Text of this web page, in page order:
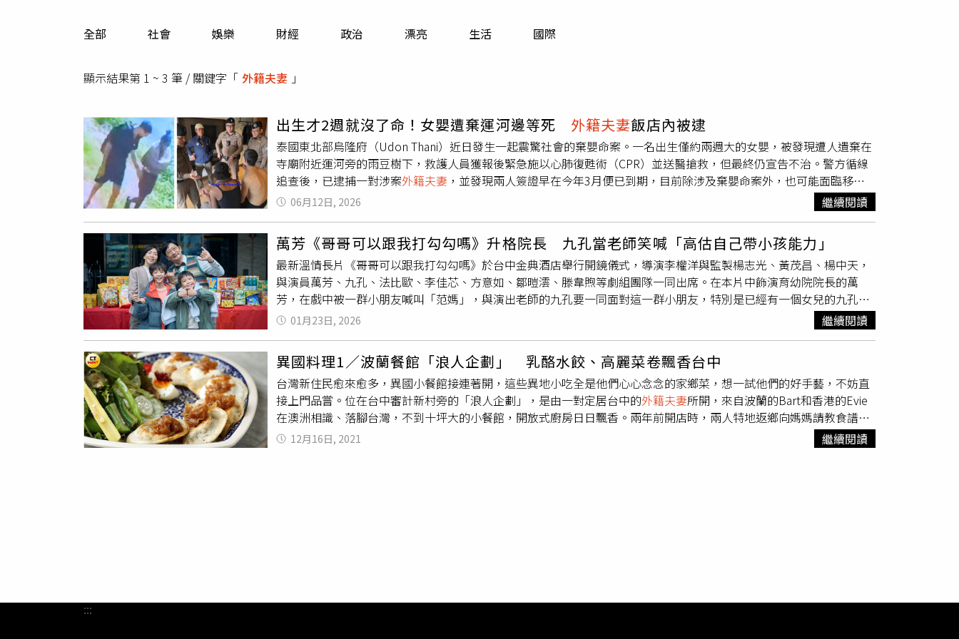
運勢
全部 社會 娛樂 財經 政治 漂亮 生活 國際
顯示結果第 1 ~ 3 筆 / 關鍵字「 外籍夫妻 」
出生才2週就沒了命！女嬰遭棄運河邊等死 外籍夫妻飯店內被逮
泰國東北部烏隆府（Udon Thani）近日發生一起震驚社會的棄嬰命案。一名出生僅約兩週大的女嬰，被發現遭人遺棄在
寺廟附近運河旁的雨豆樹下，救護人員獲報後緊急施以心肺復甦術（CPR）並送醫搶救，但最終仍宣告不治。警方循線
追查後，已逮捕一對涉案外籍夫妻 ，並發現兩人簽證早在今年3月便已到期，目前除涉及棄嬰命案外，也可能面臨移民
法相關調查。監視器拍下涉案外籍男女身影，警方據此展開追查行動。綜合泰媒《烏隆新聞》（Home Cable）及《The
Thaiger》報導，案發於6月10日晚間，當地3名年齡介於10至12歲的孩童前往敦烏東（Don Udom）社區附近運河釣魚
時，在河道旁一棵雨豆樹下發現一名失去意識的女嬰，嚇得立刻通知大人報警。救援人員趕到現場時，女嬰身體仍有餘
溫，但已無生命跡象，經送醫搶救後仍回天乏術。警方初步研判，女嬰出生時間約兩週。關鍵目擊者透露，曾看見女子
小心抱著包裹進入案發區域，未料裡面竟是女嬰。隨著調查展開，一名關鍵目擊者出面提供重要線索。證人表示，案發
前曾看見一對外籍情侶步行進入現場附近區域，其中女子將一個以布料包裹的物體緊緊抱在胸前，小心翼翼地護著，兩
人一路朝公廁方向前進，但抵達後發現廁所上鎖，隨即改往另一條路離開。由於當時誤以為兩人只是帶著嬰兒散步，因
此沒有起疑心，直到事後得知布包內竟是一名遭遺棄的女嬰，讓他感到相當震驚與難過。涉案
被帶回警局偵
訊，全案仍待進一步調查釐清。警方進一步調閱周邊監視器畫面，發現一名外籍男子曾於案發時段出現在現場附近，其
外貌特徵與目擊者描述吻合。畫面顯示，這對外籍男女進入寺廟後方區域後曾短暫停留，之後離開現場。調查人員同時
掌握另一條線索，指出兩人案發前疑似曾帶著女嬰出現在廊開府（Nong Khai）一間咖啡館，甚至進行某種儀式，但相
關內容仍待警方進一步查證。 專案小組隨後聯合觀光警察及移民警察展開追查，最終在烏隆府市區一間飯店內逮捕兩名
年約29歲的外籍嫌犯。警方調查發現，兩人的泰國簽證已於今年3月失效，屬於逾期居留狀態。有旅館業者也向警方表
示，其中一名外籍男子案發前曾詢問住宿價格，但得知每晚房價約1400泰銖（約新台幣1260元）後便離開，未辦理入
住。目前兩名嫌犯仍否認所有指控，警方正持續蒐集監視器畫面、法醫鑑定結果、DNA檢驗及其他物證，釐清女嬰是否
06月12日, 2026 繼續閱讀
萬芳《哥哥可以跟我打勾勾嗎》升格院長 九孔當老師笑喊「高估自己帶小孩能力」
最新溫情長片《哥哥可以跟我打勾勾嗎》於台中金典酒店舉行開鏡儀式，導演李權洋與監製楊志光、黃茂昌、楊中天，
與演員萬芳、九孔、法比歐、李佳芯、方意如、鄒暟澐、滕韋煦等劇組團隊一同出席。在本片中飾演育幼院院長的萬
芳，在戲中被一群小朋友喊叫「范媽」，與演出老師的九孔要一同面對這一群小朋友，特別是已經有一個女兒的九孔，
原本以為跟小孩對戲是「小 case」，後來才發現根本不是那回事，苦笑說：「我高估了自己的能力。」《哥哥可以跟我
打勾勾嗎》以育幼院孩童的故事為起點，講述兩個在育幼院認識的小男孩，在相處的過程中相互理解與成長，並成為彼
此間超越血緣親情的兄弟的動人故事。本作從孩童的純真視角出發，藉由兩個孩子的相遇相知，描繪關於親情、成長與
承諾的溫暖歷程。導演李權洋表示，兩個小男孩約定作為兄弟的時刻，最難能可貴的就是純粹的童真，因為約定可能會
被欺騙、被更改、被遺忘，但與小朋友相約就不同，失信於他們就會因此而失望，「我們想呈現出孩子們相處的時光，
那些快樂和回憶就是最真實的、最療癒的答案」。李權洋特地選在家鄉台中取景拍攝，呈現家鄉的多處特色場地與美
景。主場景的光音育幼院，是數一數二保留樸質的育幼院，「我也是做田調時才知道這個地方，就像冥冥之中一樣，一
個意外的緣分讓我能回到家鄉，拍攝自己的第一部長片其實很開心」。曾憑《五月雪》獲金馬獎最佳女配角提名的萬
芳，飾演育幼院院長，在戲中被一群小朋友喊叫「范媽」。身為院長的萬芳，幾乎所有場次都會與小朋友對戲，更不乏
色進行默契訓練、肢體熟悉練習等準備。法比歐與TVB 視后李佳芯合作飾演有意收養小孩的外籍夫妻檔。（圖／柒拾陸
01月23日, 2026 繼續閱讀
異國料理1／波蘭餐館「浪人企劃」 乳酪水餃、高麗菜卷飄香台中
台灣新住民愈來愈多，異國小餐館接連著開，這些異地小吃全是他們心心念念的家鄉菜，想一試他們的好手藝，不妨直
接上門品嘗。位在台中審計新村旁的「浪人企劃」，是由一對定居台中的外籍夫妻所開，來自波蘭的Bart和香港的Evie
在澳洲相識、落腳台灣，不到十坪大的小餐館，開放式廚房日日飄香。兩年前開店時，兩人特地返鄉向媽媽請教食譜，
菜單上的自製香腸、番茄肉丸子，皆為家族私房配方，奶酪煎餃、高麗菜卷等也是純手工製作，提供外面吃不到的道地
波蘭滋味。只用蒜頭、鹽及香料簡單調味製作的手工豬肉香腸，比起傳統德式香腸的重口味較為清淡，但風味不減。
媽媽都有自家祕方。這道包裹白米和肉餡的高麗菜卷，可用湯料燉煮、亦可烘烤，Bart選擇比照媽媽手藝料理，燉煮後
12月16日, 2021 繼續閱讀
:::